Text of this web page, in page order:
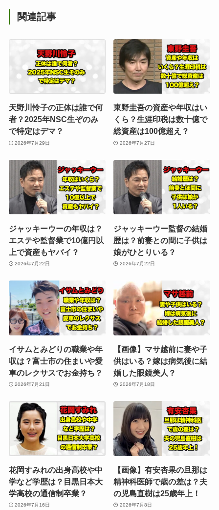
関連記事
天野川怜子の正体は誰で何
者？2025年NSC生ぞのみ
で特定はデマ？
2026年7月29日
東野圭吾の資産や年収はい
くら？生涯印税は数十億で
総資産は100億超え？
2026年7月27日
ジャッキーウーの年収は？
エステや監督業で10億円以
上で資産もヤバイ？
2026年7月22日
ジャッキーウー監督の結婚
歴は？前妻との間に子供は
娘がひとりいる？
2026年7月22日
イサムとみどりの職業や年
収は？富士市の住まいや愛
車のレクサスでお金持ち？
2026年7月21日
【画像】マサ越前に妻や子
供はいる？嫁は病気後に結
婚した眼鏡美人？
2026年7月18日
花岡すみれの出身高校や中
学など学歴は？目黒日本大
学高校の通信制卒業？
2026年7月16日
【画像】有安杏果の旦那は
精神科医師で歳の差は？夫
の児島直樹は25歳年上！
2026年7月8日